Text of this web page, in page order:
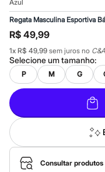
A partir de 60% off
Feminino
Em alta
Inverno
Alfaiataria
Novidades
Roupas
Blusas e Camisetas
Básicos
Calças
Casacos e Jaquetas
Jeans
Macacões
Saias
Shorts e Bermudas
Vestidos
Azul
Regata Masculina Esportiva
R$ 49,99
1x R$ 49,99 sem juros no
Selecione umtamanho:
P M G
Consultar